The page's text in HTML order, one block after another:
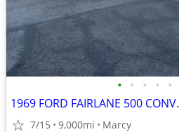
• • • • •
1969 FORD FAIRLANE 500 CONV.
7/15 9,000mi Marcy